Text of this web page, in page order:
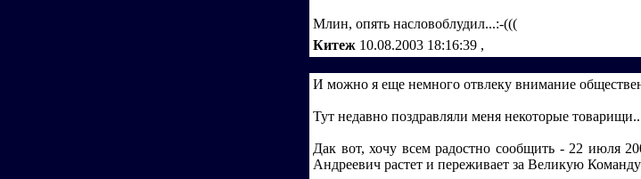
Млин, опять насловоблудил...:-(((
Китеж 10.08.2003 18:16:39 ,
И можно я еще немного отвлеку внимание
Тут недавно поздравляли меня некоторые
Дак вот, хочу всем радостно сообщить - 22 июля
Андреевич растет и переживает за Великую